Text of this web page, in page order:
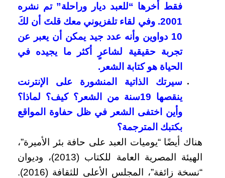
فقط أخرها “للعبد ديار وراحلة” تم نشره
2001. وفي لقاء تلفزيوني معك قلتَ أن لكَ
10 دواوين وأنه عدد جيد يمكن أن يعبر عن
تجربة حقيقية لشاعرٍ أكثر ما يجيده في
الحياة هو كتابة الشعر.
سيرتك الذاتية المنشورة على الإنترنت
ينقصها 19سنة من الشعر؟ كيف؟ لماذا؟
وأين اختفى الشعر في ظل حفاوة المواقع
بكتبك المترجمة؟
هناك أيضًا “يوميات العبد على حافة بئر الأميرة”،
الهيئة المصرية العامة للكتاب (2013)، وديوان
“نسخة زائفة”، المجلس الأعلى للثقافة (2016).